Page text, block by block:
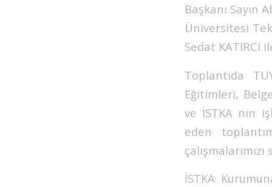
Başkanı Sayın
Üniversitesi
Sedat
Toplantıda
Eğitimleri,
ve İSTKA nın
eden
İSTKA